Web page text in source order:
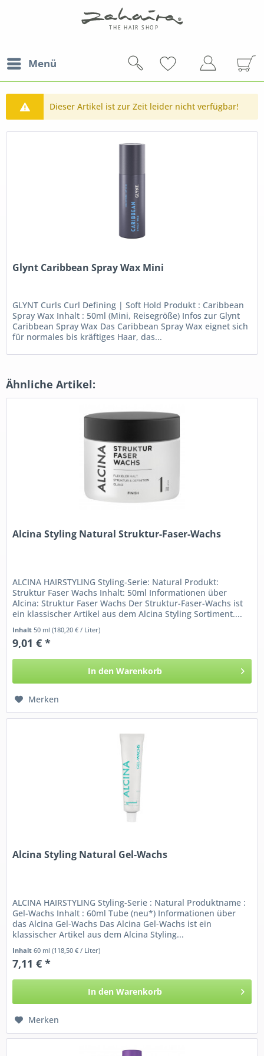
Menü
Dieser Artikel ist zur Zeit leider nicht verfügbar!
Glynt Caribbean Spray Wax Mini
GLYNT Curls Curl Defining | Soft Hold Produkt : Caribbean
Spray Wax Inhalt : 50ml (Mini, Reisegröße) Infos zur Glynt
Caribbean Spray Wax Das Caribbean Spray Wax eignet sich
für normales bis kräftiges Haar, das...
Ähnliche Artikel:
Alcina Styling Natural Struktur-Faser-Wachs
ALCINA HAIRSTYLING Styling-Serie: Natural Produkt:
Struktur Faser Wachs Inhalt: 50ml Informationen über
Alcina: Struktur Faser Wachs Der Struktur-Faser-Wachs ist
ein klassischer Artikel aus dem Alcina Styling Sortiment....
Inhalt 50 ml(180,20 € / Liter)
9,01 € *
In den Warenkorb
Merken
Alcina Styling Natural Gel-Wachs
ALCINA HAIRSTYLING Styling-Serie : Natural Produktname :
Gel-Wachs Inhalt : 60ml Tube (neu*) Informationen über
das Alcina Gel-Wachs Das Alcina Gel-Wachs ist ein
klassischer Artikel aus dem Alcina Styling...
Inhalt60 ml(118,50 € / Liter)
7,11 € *
In den Warenkorb
Merken